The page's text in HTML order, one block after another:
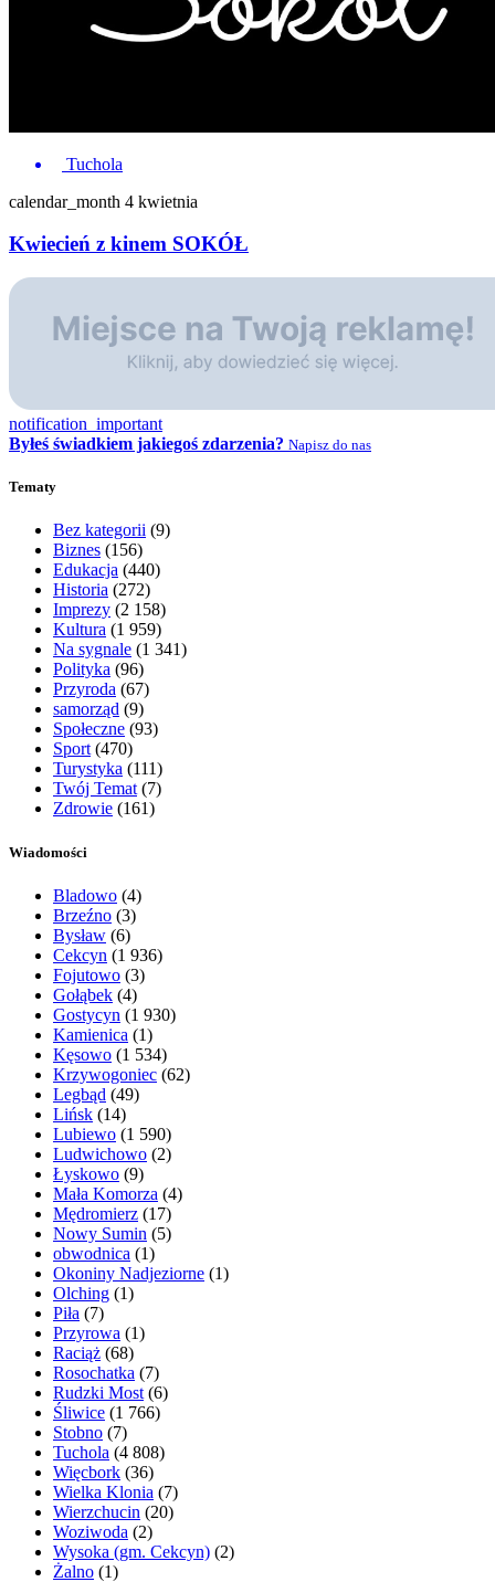
Tuchola
calendar_month 4 kwietnia
Kwiecień z kinem SOKÓŁ
notification_important
Byłeś świadkiem jakiegoś zdarzenia? Napisz do nas
Tematy
Bez kategorii (9)
Biznes (156)
Edukacja (440)
Historia (272)
Imprezy (2 158)
Kultura (1 959)
Na sygnale (1 341)
Polityka (96)
Przyroda (67)
samorząd (9)
Społeczne (93)
Sport(470)
Turystyka (111)
Twój Temat(7)
Zdrowie (161)
Wiadomości
Bladowo (4)
Brzeźno (3)
Bysław (6)
Cekcyn (1 936)
Fojutowo (3)
Gołąbek (4)
Gostycyn (1 930)
Kamienica (1)
Kęsowo (1 534)
Krzywogoniec (62)
Legbąd (49)
Lińsk (14)
Lubiewo (1 590)
Ludwichowo (2)
Łyskowo (9)
Mała Komorza (4)
Mędromierz (17)
Nowy Sumin (5)
obwodnica (1)
Okoniny Nadjeziorne (1)
Olching (1)
Piła (7)
Przyrowa (1)
Raciąż (68)
Rosochatka (7)
Rudzki Most (6)
Śliwice (1 766)
Stobno (7)
Tuchola (4 808)
Więcbork (36)
Wielka Klonia (7)
Wierzchucin (20)
Woziwoda (2)
Wysoka (gm. Cekcyn) (2)
Żalno (1)